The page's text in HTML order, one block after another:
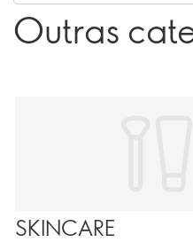
o mundo da beleza, não
mesma forma. Perceber
Outras
SKINCARE